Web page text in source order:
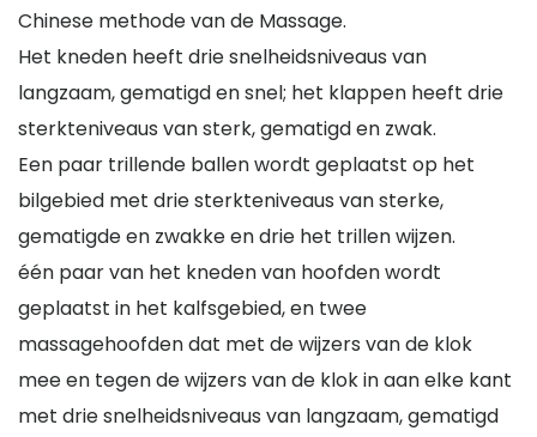
Chinese methode van de Massage.
Het kneden heeft drie snelheidsniveaus van
langzaam, gematigd en snel; het klappen heeft drie
sterkteniveaus van sterk, gematigd en zwak.
Een paar trillende ballen wordt geplaatst op het
bilgebied met drie sterkteniveaus van sterke,
gematigde en zwakke en drie het trillen wijzen.
één paar van het kneden van hoofden wordt
geplaatst in het kalfsgebied, en twee
massagehoofden dat met de wijzers van de klok
mee en tegen de wijzers van de klok in aan elke kant
met drie snelheidsniveaus van langzaam, gematigd